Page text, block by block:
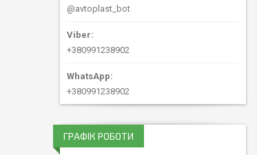
@avtoplast_bot
+380991238902
+380991238902
ГРАФІК РОБОТИ